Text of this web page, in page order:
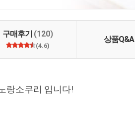
구매후기 (120)
(4.6)
상품Q&A
랑소쿠리 입니다!